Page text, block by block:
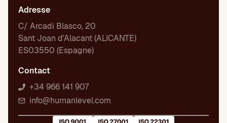
Adresse
C/ Arcadi Blasco, 20
Sant Joan d'Alacant (ALICANTE)
ES03550 (Espagne)
Contact
+34 966 141 907
info@humanlevel.com